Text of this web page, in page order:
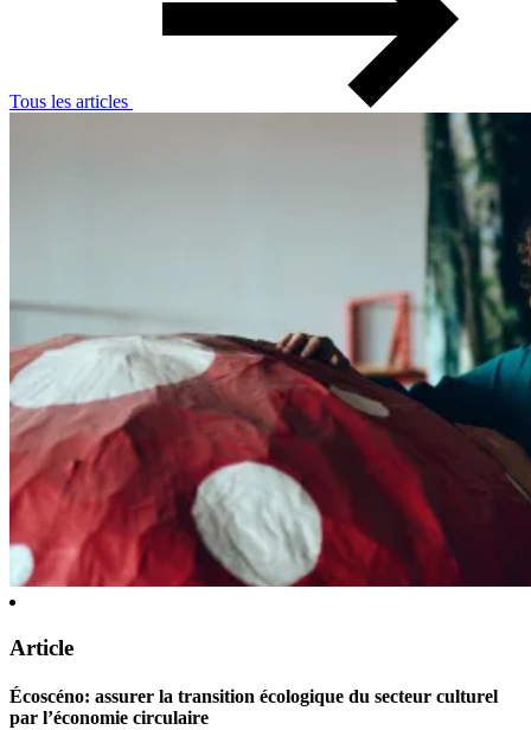
Tous les articles
Article
Écoscéno: assurer la transition écologique du secteur culturel
par l’économie circulaire